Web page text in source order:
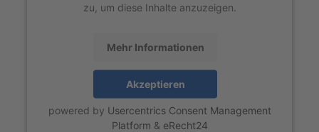
zu, um diese Inhalte anzuzeigen.
Mehr Informationen
Akzeptieren
powered by Usercentrics Consent Management
Platform & eRecht24